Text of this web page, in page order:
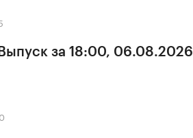
за 18:00, 06.08.2026